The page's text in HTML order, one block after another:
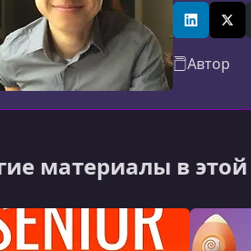
инженер
LinkedIn
X
Автор
материалы в